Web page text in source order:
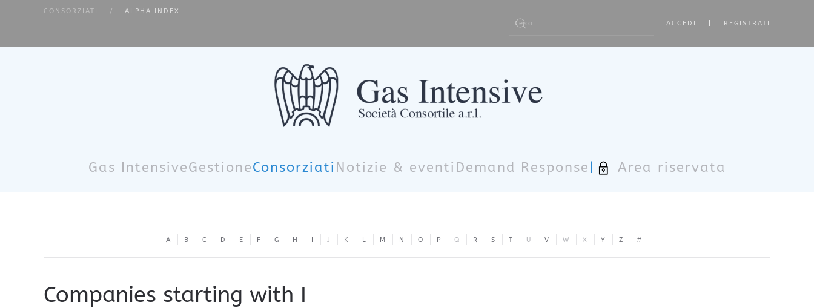
CONSORZIATI ALPHA INDEX
ACCEDI REGISTRATI
Gas IntensiveGestioneConsorziati Notizie & eventi Demand Response Area riservata
A B C D E F G H I J K L M N O P Q R S T U V W X Y Z #
Companies starting with I